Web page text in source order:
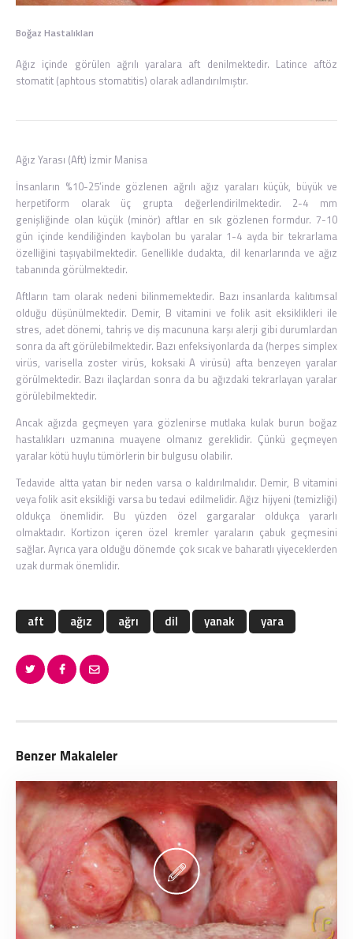
Boğaz Hastalıkları
Ağız içinde görülen ağrılı yaralara aft denilmektedir. Latince aftöz
stomatit (aphtous stomatitis) olarak adlandırılmıştır.
Ağız Yarası (Aft) İzmir Manisa
İnsanların %10-25’inde gözlenen ağrılı ağız yaraları küçük, büyük ve
herpetiform olarak üç grupta değerlendirilmektedir. 2-4 mm
genişliğinde olan küçük (minör) aftlar en sık gözlenen formdur. 7-10
gün içinde kendiliğinden kaybolan bu yaralar 1-4 ayda bir tekrarlama
özelliğini taşıyabilmektedir. Genellikle dudakta, dil kenarlarında ve ağız
tabanında görülmektedir.
Aftların tam olarak nedeni bilinmemektedir. Bazı insanlarda kalıtımsal
olduğu düşünülmektedir. Demir, B vitamini ve folik asit eksiklikleri ile
stres, adet dönemi, tahriş ve diş macununa karşı alerji gibi durumlardan
sonra da aft görülebilmektedir. Bazı enfeksiyonlarda da (herpes simplex
virüs, varisella zoster virüs, koksaki A virüsü) afta benzeyen yaralar
görülmektedir. Bazı ilaçlardan sonra da bu ağızdaki tekrarlayan yaralar
görülebilmektedir.
Ancak ağızda geçmeyen yara gözlenirse mutlaka kulak burun boğaz
hastalıkları uzmanına muayene olmanız gereklidir. Çünkü geçmeyen
yaralar kötü huylu tümörlerin bir bulgusu olabilir.
Tedavide altta yatan bir neden varsa o kaldırılmalıdır. Demir, B vitamini
veya folik asit eksikliği varsa bu tedavi edilmelidir. Ağız hijyeni (temizliği)
oldukça önemlidir. Bu yüzden özel gargaralar oldukça yararlı
olmaktadır. Kortizon içeren özel kremler yaraların çabuk geçmesini
sağlar. Ayrıca yara olduğu dönemde çok sıcak ve baharatlı yiyeceklerden
uzak durmak önemlidir.
aft ağız ağrı dil yanak yara
Benzer Makaleler